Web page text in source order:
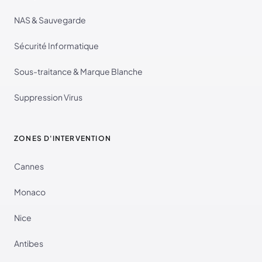
NAS & Sauvegarde
Sécurité Informatique
Sous-traitance & Marque Blanche
Suppression Virus
ZONES D'INTERVENTION
Cannes
Monaco
Nice
Antibes